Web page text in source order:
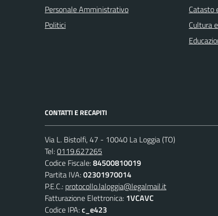
Personale Amministrativo
Politici
Catasto
Cultura
CONTATTI E RECAPITI
Via L. Bistolfi, 47 - 10040 La Loggia (TO)
Tel:0119.627265
Codice Fiscale:84500810019
Partita IVA:02301970014
P.E.C.: protocollo.laloggia@legalmail.it
Fatturazione Elettronica: 1VCAVC
Codice IPA:c_e423